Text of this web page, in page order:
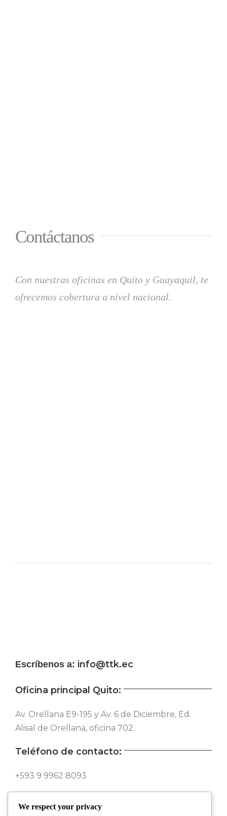
Contáctanos
Con nuestras oficinas en Quito y Guayaquil, te
ofrecemos cobertura a nivel nacional.
Escríbenos a: info@ttk.ec
Oficina principal Quito:
Av. Orellana E9-195 y Av. 6 de Diciembre, Ed.
Alisal de Orellana, oficina 702.
Teléfono de contacto:
+593 9 9962 8093
We respect your privacy